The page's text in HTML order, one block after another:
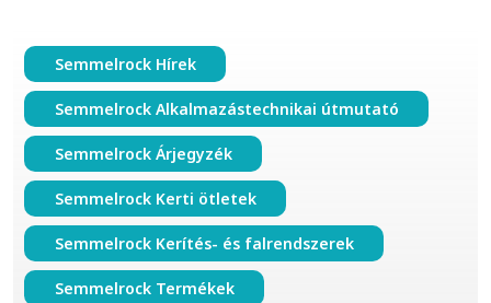
Semmelrock Hírek
Semmelrock Alkalmazástechnikai útmutató
Semmelrock Árjegyzék
Semmelrock Kerti ötletek
Semmelrock Kerítés- és falrendszerek
Semmelrock Termékek